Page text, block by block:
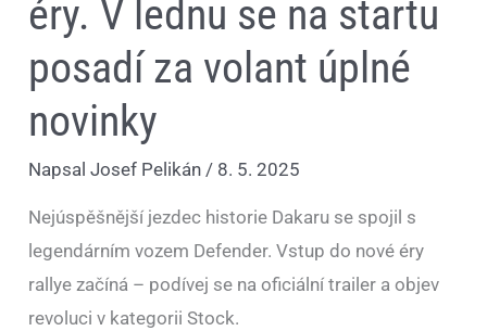
éry. V lednu se na startu
posadí za volant úplné
novinky
NapsalJosef Pelikán/ 8. 5. 2025
Nejúspěšnější jezdec historie Dakaru se spojil s
legendárním vozem Defender. Vstup do nové éry
rallye začíná – podívej se na oficiální trailer a objev
revoluci v kategorii Stock.